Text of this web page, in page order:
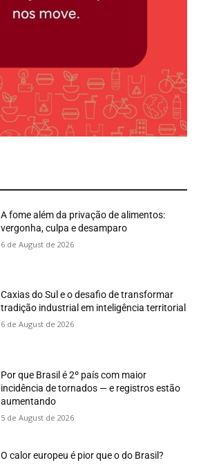
A fome além da privação de alimentos:
vergonha, culpa e desamparo
6 de August de 2026
Caxias do Sul e o desafio de transformar
tradição industrial em inteligência territorial
6 de August de 2026
Por que Brasil é 2º país com maior
incidência de tornados — e registros estão
aumentando
5 de August de 2026
O calor europeu é pior que o do Brasil?